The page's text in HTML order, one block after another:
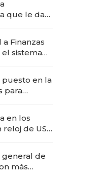
que le da
Finanzas
el sistema
puesto en la
para
en los
reloj de US$
general de
más